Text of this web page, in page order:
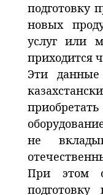
подготовку
новых
услуг или
приходится
Эти
не
При этом
подготовку